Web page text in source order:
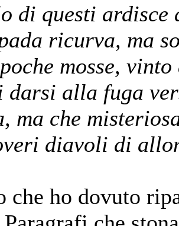
di questi
ricurva, ma
mosse,
darsi alla fuga
ma che
diavoli di
che ho dovuto